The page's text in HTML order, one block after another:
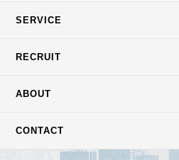
SERVICE
RECRUIT
ABOUT
CONTACT